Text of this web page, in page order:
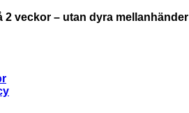
2 veckor – utan dyra mellanhänder